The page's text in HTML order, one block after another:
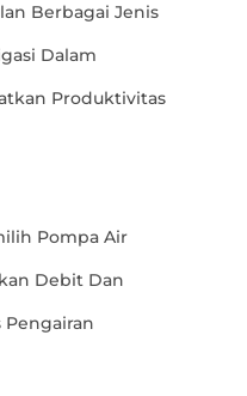
Berbagai Jenis
Dalam
Produktivitas
Pompa Air
Debit Dan
Pengairan